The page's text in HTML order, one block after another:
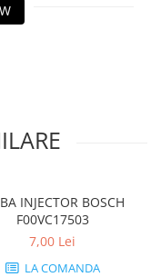
INJECTOR BOSCH
F00VC17503
7,00 Lei
LA COMANDA